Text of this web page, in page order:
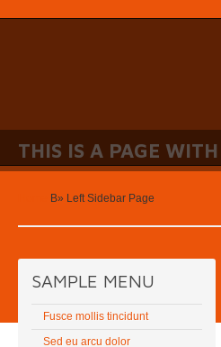
THIS IS A PAGE
В» Left Sidebar Page
SAMPLE MENU
Fusce mollis tincidunt
Sed eu arcu dolor